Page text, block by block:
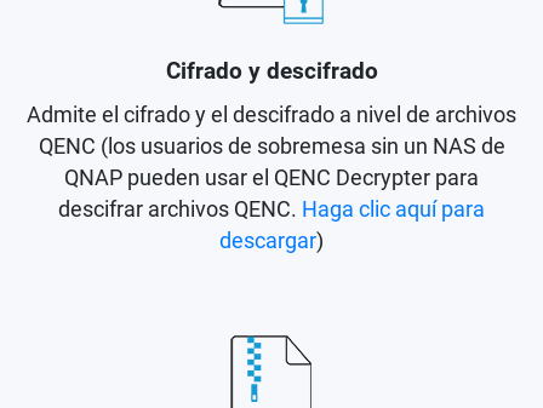
Cifrado y descifrado
Admite el cifrado y el descifrado a nivel de archivos
QENC (los usuarios de sobremesa sin un NAS de
QNAP pueden usar el QENC Decrypter para
descifrar archivos QENC. Haga clic aquí para
descargar)